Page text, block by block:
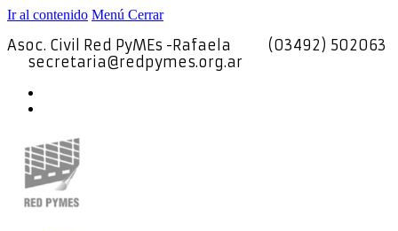
Ir al contenido Menú Cerrar
Asoc. Civil Red PyMEs -Rafaela
(03492) 502063
secretaria@redpymes.org.ar